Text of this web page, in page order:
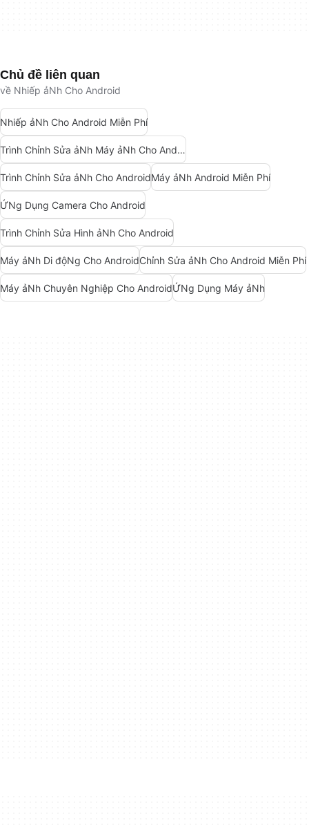
Chủ đề liên quan
về Nhiếp ảNh Cho Android
Nhiếp ảNh Cho Android Miễn Phí
Trình Chỉnh Sửa ảNh Máy ảNh Cho Android
Trình Chỉnh Sửa ảNh Cho AndroidMáy ảNh Android Miễn Phí
ỨNg Dụng Camera Cho Android
Trình Chỉnh Sửa Hình ảNh Cho Android
Máy ảNh Di độNg Cho AndroidChỉnh Sửa ảNh Cho Android Miễn Phí
Máy ảNh Chuyên Nghiệp Cho AndroidỨNg Dụng Máy ảNh